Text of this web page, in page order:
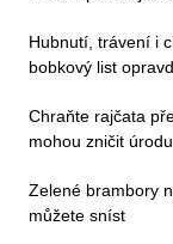
Hubnutí, trávení i
bobkový list
Chraňte rajčata
mohou zničit úrodu
Zelené brambory
můžete sníst